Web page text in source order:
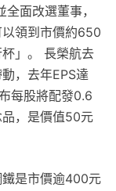
面改選董事，
領到市價約650
」。 長榮航去
，去年EPS達
每股將配發0.6
，是價值50元
是市價逾400元